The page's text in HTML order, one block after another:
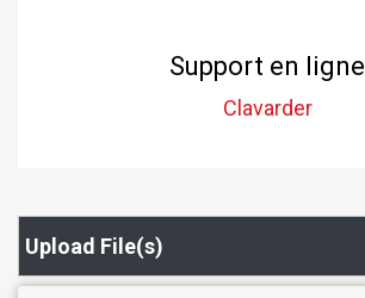
Support en ligne
Clavarder
Upload File(s)